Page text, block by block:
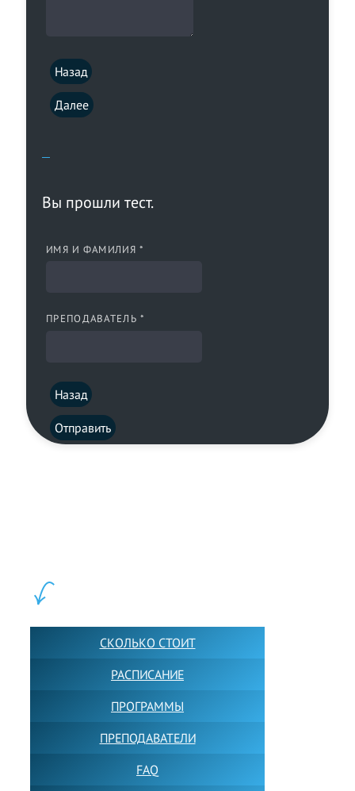
Назад
Далее
Вы прошли тест.
ИМЯ И ФАМИЛИЯ *
ПРЕПОДАВАТЕЛЬ *
Назад
Отправить
СКОЛЬКО СТОИТ
РАСПИСАНИЕ
ПРОГРАММЫ
ПРЕПОДАВАТЕЛИ
FAQ